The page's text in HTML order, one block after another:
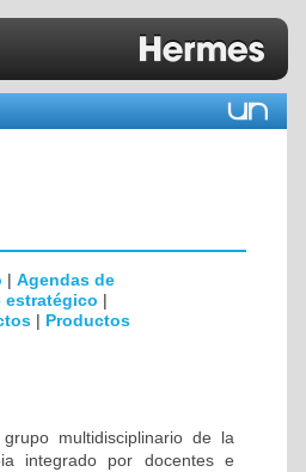
| Agendas de
estratégico |
| Productos
multidisciplinario de la
integrado por docentes e